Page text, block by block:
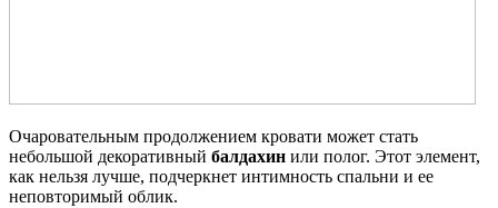
Очаровательным продолжением кровати может стать
небольшой декоративный балдахин или полог. Этот элемент,
как нельзя лучше, подчеркнет интимность спальни и ее
неповторимый облик.